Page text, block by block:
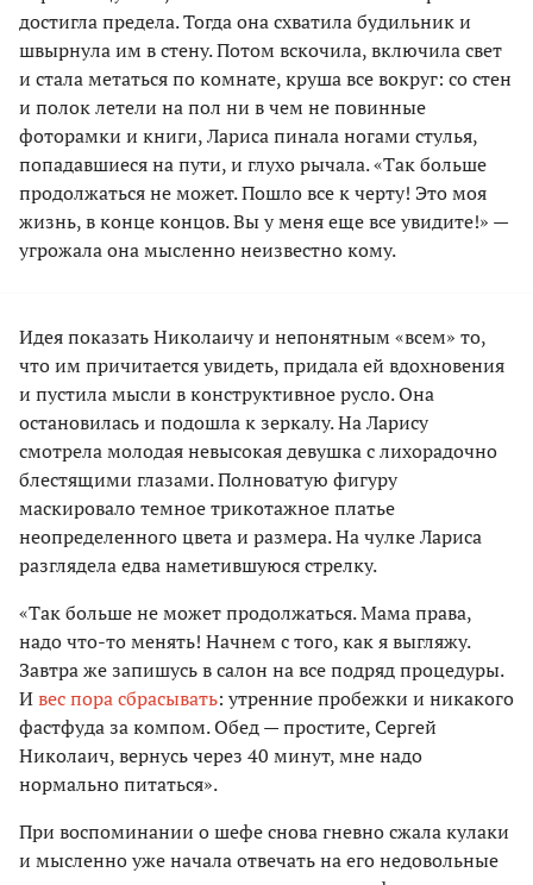
достигла предела. Тогда она схватила будильник и
швырнула им в стену. Потом вскочила, включила свет
и стала метаться по комнате, круша все вокруг: со стен
и полок летели на пол ни в чем не повинные
фоторамки и книги, Лариса пинала ногами стулья,
попадавшиеся на пути, и глухо рычала. «Так больше
продолжаться не может. Пошло все к черту! Это моя
жизнь, в конце концов. Вы у меня еще все увидите!» —
угрожала она мысленно неизвестно кому.
Идея показать Николаичу и непонятным «всем» то,
что им причитается увидеть, придала ей вдохновения
и пустила мысли в конструктивное русло. Она
остановилась и подошла к зеркалу. На Ларису
смотрела молодая невысокая девушка с лихорадочно
блестящими глазами. Полноватую фигуру
маскировало темное трикотажное платье
неопределенного цвета и размера. На чулке Лариса
разглядела едва наметившуюся стрелку.
«Так больше не может продолжаться. Мама права,
надо что-то менять! Начнем с того, как я выгляжу.
Завтра же запишусь в салон на все подряд процедуры.
Ивес пора сбрасывать: утренние пробежки и никакого
фастфуда за компом. Обед — простите, Сергей
Николаич, вернусь через 40 минут, мне надо
нормально питаться».
При воспоминании о шефе снова гневно сжала кулаки
и мысленно уже начала отвечать на его недовольные